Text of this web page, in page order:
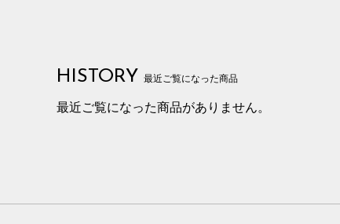
HISTORY 最近ご覧になった商品
最近ご覧になった商品がありません。